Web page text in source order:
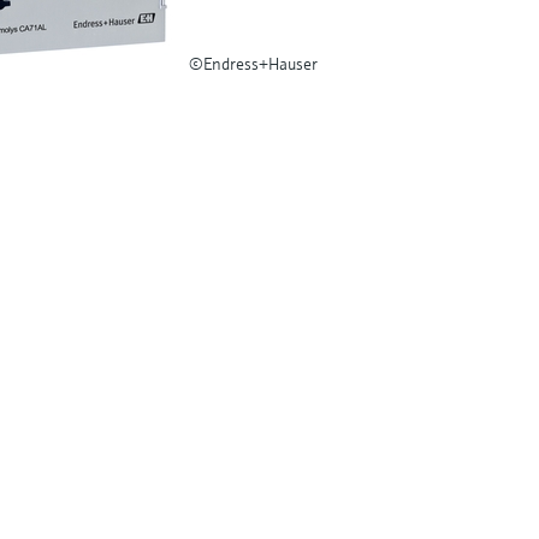
©Endress+Hauser